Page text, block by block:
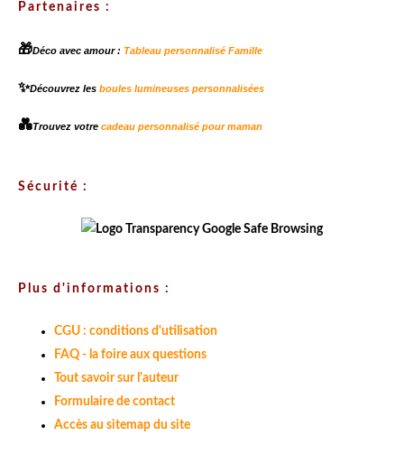
Partenaires :
🎁Déco avec amour : Tableau personnalisé Famille
✨Découvrez les boules lumineuses personnalisées
💑Trouvez votre cadeau personnalisé pour maman
Sécurité :
Plus d'informations :
CGU : conditions d'utilisation
FAQ - la foire aux questions
Tout savoir sur l'auteur
Formulaire de contact
Accès au sitemap du site